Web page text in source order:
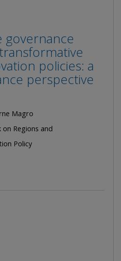
governance
policies: a
perspective
Magro
on Regions and
Policy